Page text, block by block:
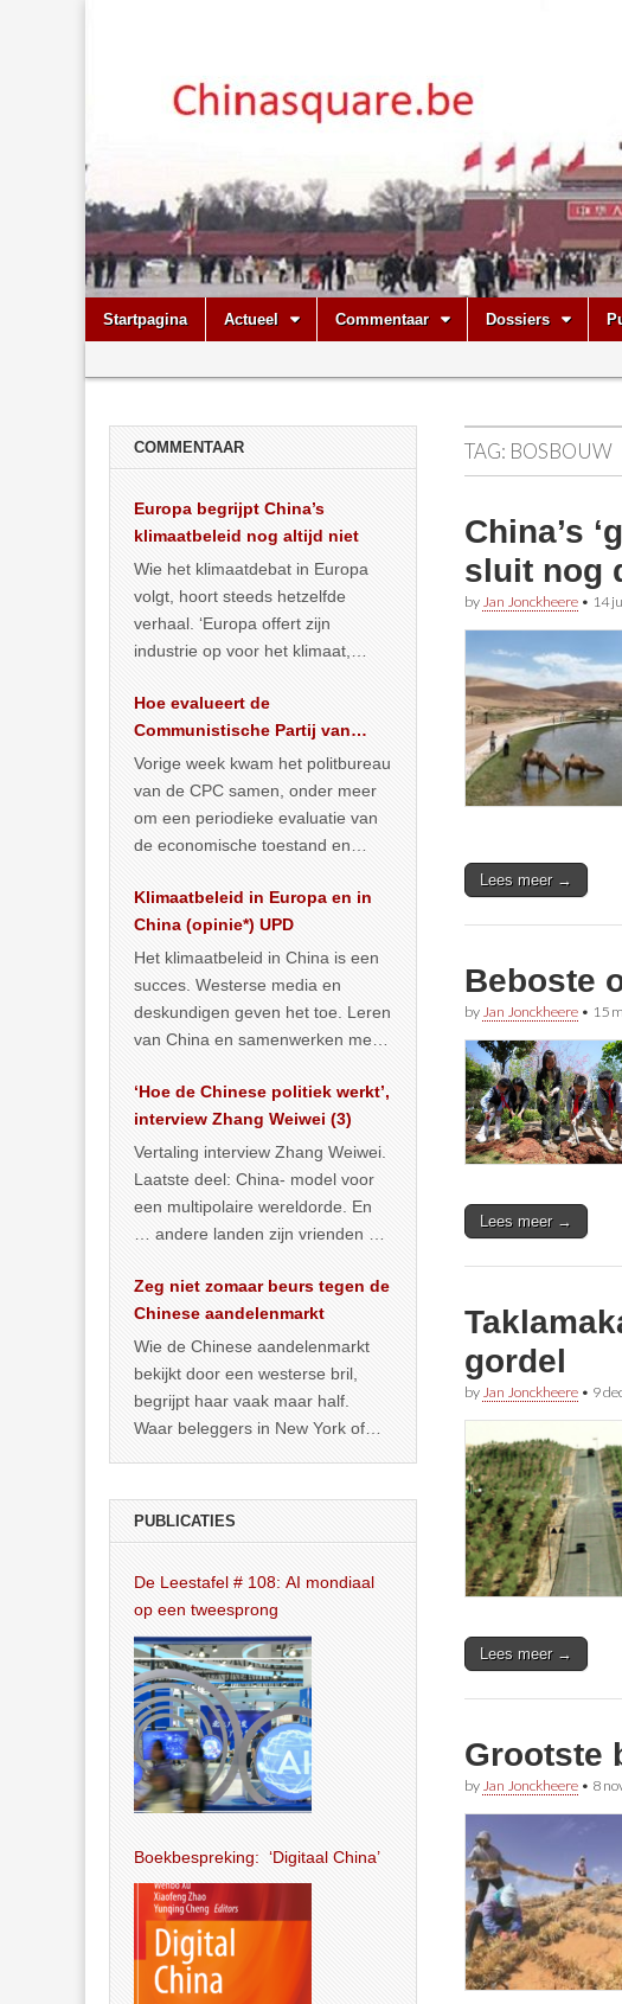
Chinasquare.be
Main
menu
Skip
Startpagina Actueel Commentaar Dossiers
menu
TAG: BOSBOUW
China’s
sluit nog
by Jan Jonckheere • 14
Lees meer →
Beboste
by Jan Jonckheere • 15
Lees meer →
gordel
by Jan Jonckheere • 9
Lees meer →
Grootste
by Jan Jonckheere • 8
COMMENTAAR
Europa begrijpt China’s
klimaatbeleid nog altijd niet
Wie het klimaatdebat in Europa
volgt, hoort steeds hetzelfde
verhaal. ‘Europa offert zijn
industrie op voor het klimaat,
vergroening… >> lees meer
Hoe evalueert de
Communistische Partij van
China de economische
situatie?
Vorige week kwam het politbureau
van de CPC samen, onder meer
om een periodieke evaluatie van
de economische toestand en
publiceerden… >> lees meer
Klimaatbeleid in Europa en in
China (opinie*) UPD
Het klimaatbeleid in China is een
succes. Westerse media en
deskundigen geven het toe. Leren
van China en samenwerken met
… >> lees meer
‘Hoe de Chinese politiek werkt’,
interview Zhang Weiwei (3)
Vertaling interview Zhang Weiwei.
Laatste deel: China- model voor
een multipolaire wereldorde. En
… andere landen zijn vrienden of
Zeg niet zomaar beurs tegen de
Chinese aandelenmarkt
Wie de Chinese aandelenmarkt
bekijkt door een westerse bril,
begrijpt haar vaak maar half.
Waar beleggers in New York of
PUBLICATIES
De Leestafel # 108: AI mondiaal
op een tweesprong
Boekbespreking: ‘Digitaal China’